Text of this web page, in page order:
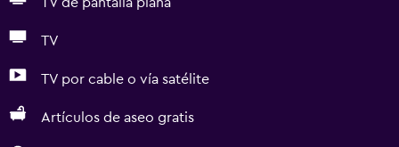
TV
TV por cable o vía satélite
Artículos de aseo gratis